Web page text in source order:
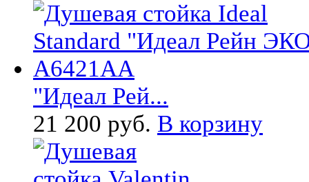
"Идеал Рей...
21 200 руб. В корзину